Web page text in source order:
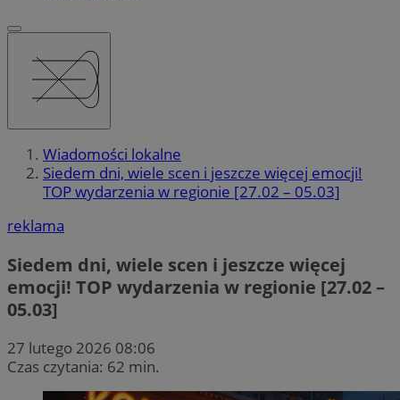
Wiadomości lokalne
Siedem dni, wiele scen i jeszcze więcej emocji!
TOP wydarzenia w regionie [27.02 – 05.03]
reklama
Siedem dni, wiele scen i jeszcze więcej
emocji! TOP wydarzenia w regionie [27.02 –
05.03]
27 lutego 2026 08:06
Czas czytania: 62 min.